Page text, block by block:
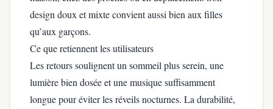
design doux et mixte convient aussi bien aux filles
qu’aux garçons.
Ce que retiennent les utilisateurs
Les retours soulignent un sommeil plus serein, une
lumière bien dosée et une musique suffisamment
longue pour éviter les réveils nocturnes. La durabilité,